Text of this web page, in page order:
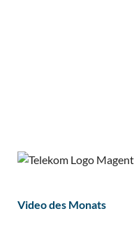
Video des Monats